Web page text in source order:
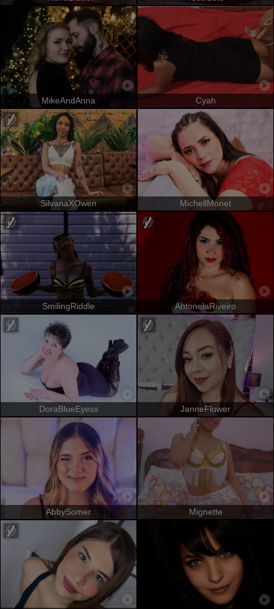
MikeAndAnna Cyah
SilvanaXOwen MichellMonet
SmilingRiddle AntonelaRiveiro
DoraBlueEyess JanneFlower
AbbySomer Mignette